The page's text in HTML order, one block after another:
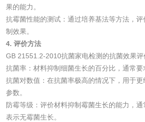
果的能力。
抗霉菌性能的测试：通过培养基法等方法，
制效果。
4. 评价方法
GB 21551.2-2010抗菌家电检测的抗菌效果评
抗菌率：材料抑制细菌生长的百分比，通常要
抗菌对数值：在抗菌率极高的情况下，用于
参数。
防霉等级：评价材料抑制霉菌生长的能力，
表示无霉菌生长。
洗衣液检测
清洗剂检测